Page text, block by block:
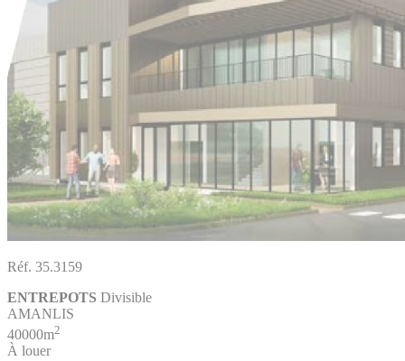
Réf. 35.3159
ENTREPOTS Divisible
AMANLIS
40000m2
À louer